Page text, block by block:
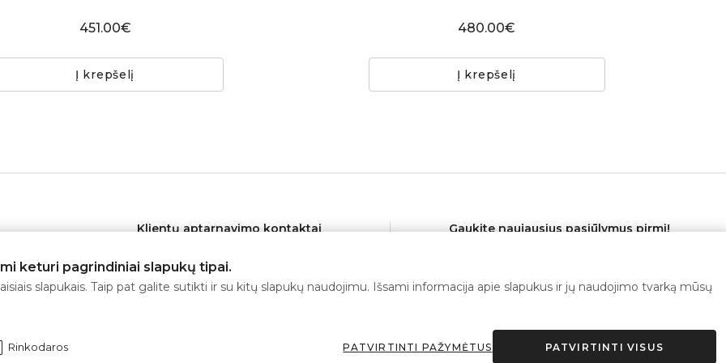
451.00€
Į krepšelį
480.00€
Į krepšelį
tvarka
Klientų aptarnavimo kontaktai
Telefonas:
+370 626 11553
El. paštas: info@rehastar.com
Gaukite naujausius pasiūlymus pirmi!
keturi pagrindiniai slapukų tipai.
slapukais. Taip pat galite sutikti ir su kitų slapukų naudojimu. Išsami informacija apie slapukus ir jų naudojimo tvarką mūsų
Rinkodaros PATVIRTINTI PAŽYMĖTUS PATVIRTINTI VISUS